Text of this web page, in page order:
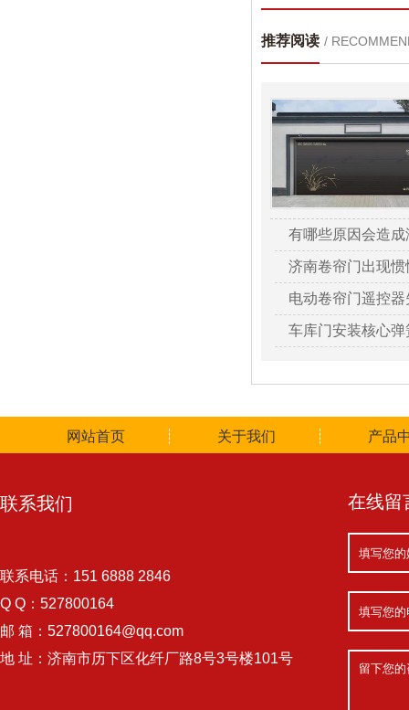
推荐阅读 /
有哪些原因会造
济南卷帘门出现
电动卷帘门遥控
车库门安装核心弹
网站首页 关于我们 产品
联系我们
联系电话：151 6888 2846
Q Q：527800164
邮 箱：527800164@qq.com
地 址：济南市历下区化纤厂路8号3号楼101号
在线留